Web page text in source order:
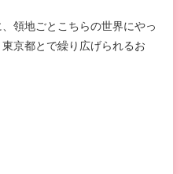
領地ごとこちらの世界にやっ
京都とで繰り広げられるお